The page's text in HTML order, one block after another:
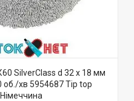
SilverClass d 32 х 18 мм
об./хв 5954687 Tip top
Німеччина